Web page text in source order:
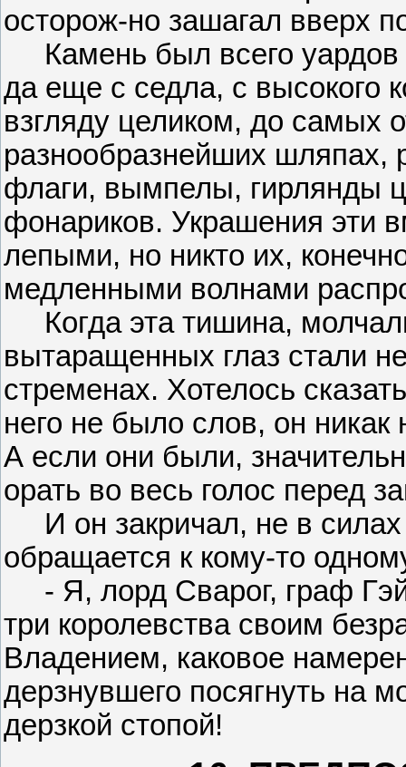
осторож-но зашагал вверх
Камень был всего уардов
да еще с седла, с высокого
взгляду целиком, до самых
разнообразнейших шляпах,
флаги, вымпелы, гирлянды
фонариков. Украшения эти
лепыми, но никто их,
медленными волнами
Когда эта тишина,
вытаращенных глаз стали
стременах. Хотелось
него не было слов, он
А если они были,
орать во весь голос перед
И он закричал, не в силах
обращается к кому-то
- Я, лорд Сварог, граф
три королевства своим
Владением, каковое
дерзнувшего посягнуть на
дерзкой стопой!